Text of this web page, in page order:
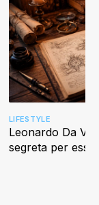
Leonardo Da
segreta per
LIFESTYLE